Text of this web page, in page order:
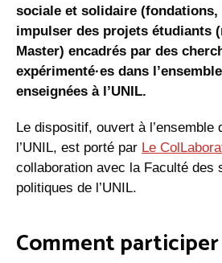
sociale et solidaire
impulser des projets étudiants
Master) encadrés par des
expérimenté·es dans
enseignées à l’UNIL.
Le dispositif, ouvert à l’ensemble
l’UNIL, est porté par Le
collaboration avec la Faculté des
politiques de l’UNIL.
Comment participer